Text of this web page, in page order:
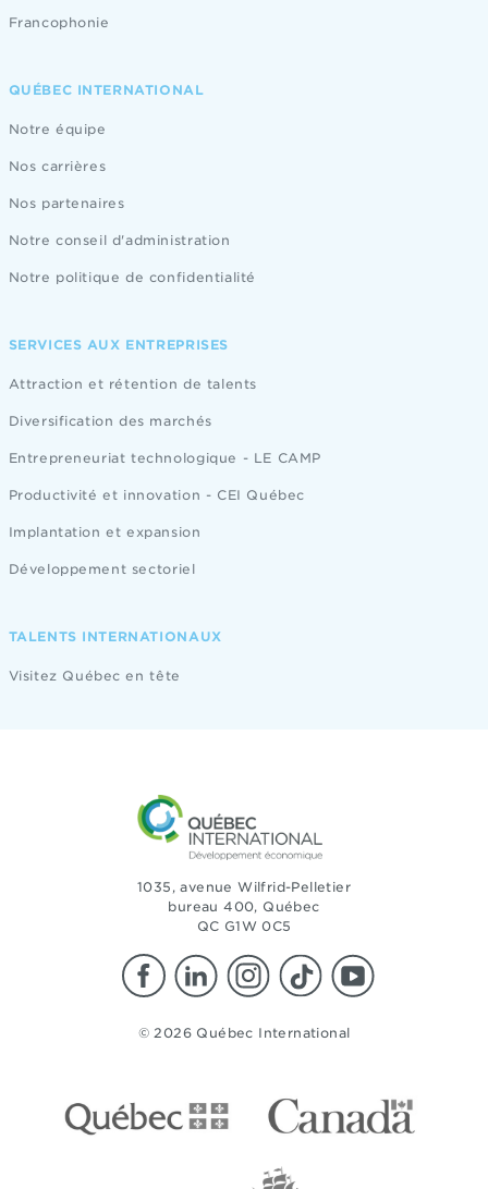
Francophonie
QUÉBEC INTERNATIONAL
Notre équipe
Nos carrières
Nos partenaires
Notre conseil d'administration
Notre politique de confidentialité
SERVICES AUX ENTREPRISES
Attraction et rétention de talents
Diversification des marchés
Entrepreneuriat technologique - LE CAMP
Productivité et innovation - CEI Québec
Implantation et expansion
Développement sectoriel
TALENTS INTERNATIONAUX
Visitez Québec en tête
1035, avenue Wilfrid-Pelletier
bureau 400, Québec
QC G1W 0C5
© 2026 Québec International